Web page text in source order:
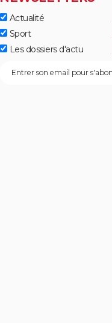
Actualité
Sport
Les dossiers d'actu